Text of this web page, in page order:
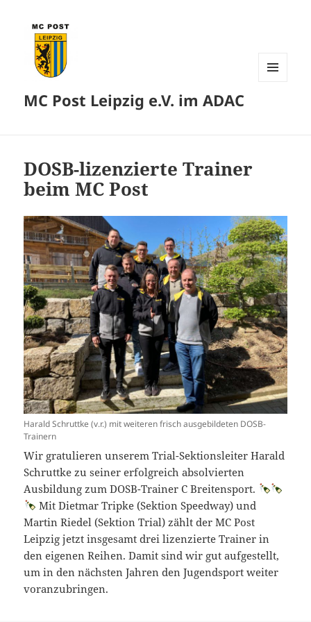
MC Post Leipzig e.V. im ADAC
DOSB-lizenzierte Trainer
beim MC Post
Harald Schruttke (v.r.) mit weiteren frisch ausgebildeten DOSB-
Trainern
Wir gratulieren unserem Trial-Sektionsleiter Harald
Schruttke zu seiner erfolgreich absolvierten
Ausbildung zum DOSB-Trainer C Breitensport.
Mit Dietmar Tripke (Sektion Speedway) und
Martin Riedel (Sektion Trial) zählt der MC Post
Leipzig jetzt insgesamt drei lizenzierte Trainer in
den eigenen Reihen. Damit sind wir gut aufgestellt,
um in den nächsten Jahren den Jugendsport weiter
voranzubringen.